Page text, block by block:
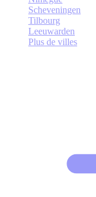
Scheveningen
Tilbourg
Leeuwarden
Plus de villes